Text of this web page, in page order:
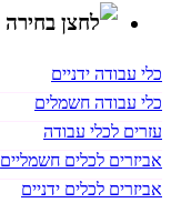
כלי עבודה ידניים
כלי עבודה חשמלים
עזרים לכלי עבודה
אביזרים לכלים חשמליים
אביזרים לכלים ידניים